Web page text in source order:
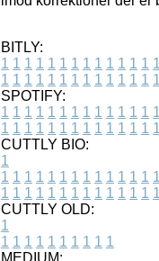
BITLY:
1 1 1 1 1 1 1 1 1 1 1 1 1 1
1 1 1 1 1 1 1 1 1 1 1 1 1 1
SPOTIFY:
1 1 1 1 1 1 1 1 1 1 1 1 1 1
1 1 1 1 1 1 1 1 1 1 1 1 1 1
CUTTLY BIO:
1
1 1 1 1 1 1 1 1 1 1 1 1 1 1
1 1 1 1 1 1 1 1 1 1 1 1 1 1
CUTTLY OLD:
1
1 1 1 1 1 1 1 1 1 1
MEDIUM: